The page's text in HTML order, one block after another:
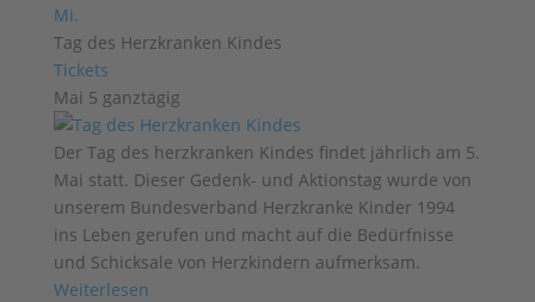
Mi.
Tag des Herzkranken Kindes
Tickets
Mai 5 ganztägig
Der Tag des herzkranken Kindes findet jährlich am 5.
Mai statt. Dieser Gedenk- und Aktionstag wurde von
unserem Bundesverband Herzkranke Kinder 1994
ins Leben gerufen und macht auf die Bedürfnisse
und Schicksale von Herzkindern aufmerksam.
Weiterlesen